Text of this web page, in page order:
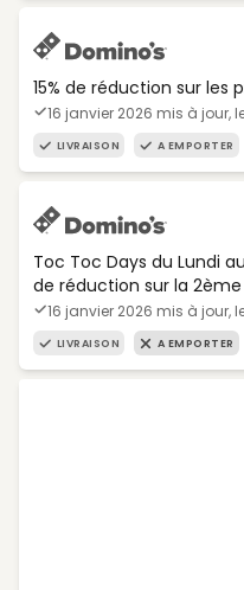
15% de réduction sur les
16 janvier 2026 mis à jour,
LIVRAISON A EMPORTER
Toc Toc Days du Lundi
de réduction sur la 2ème
16 janvier 2026 mis à jour,
LIVRAISON A EMPORTER